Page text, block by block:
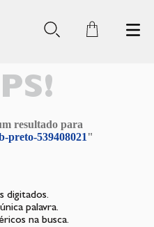
resultado para
preto-539408021 "
digitados.
palavra.
na busca.